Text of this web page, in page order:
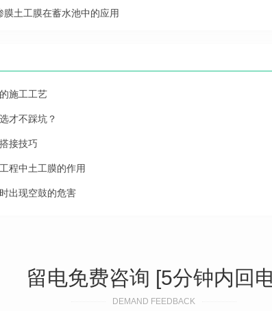
膜土工膜在蓄水池中的应用
施工工艺
才不踩坑？
接技巧
程中土工膜的作用
出现空鼓的危害
留电免费咨询 [5分钟内回
DEMAND FEEDBACK